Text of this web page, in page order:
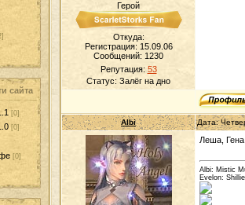
сайта
[0]
[0]
[0]
Герой
Откуда:
Регистрация: 15.09.06
Сообщений: 1230
Репутация: 53
Статус: Залёг на дно
Albi Дата:
Леша,
Albi: Mistic
Evelon: